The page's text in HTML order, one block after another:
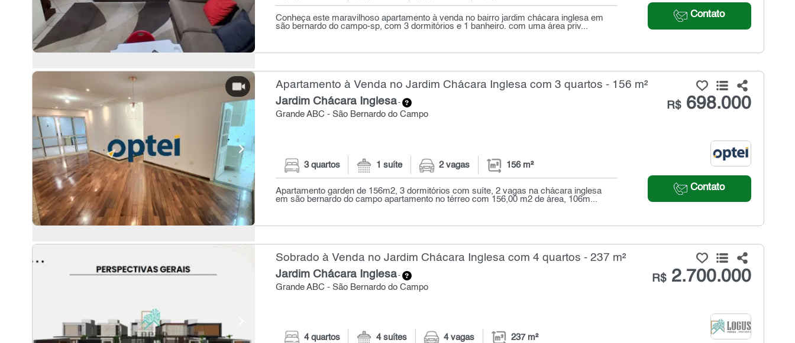
Contato
Conheça este maravilhoso apartamento à venda no bairro jardim chácara inglesa em
são bernardo do campo-sp, com 3 dormitórios e 1 banheiro. com uma área priv...
Apartamento à Venda no Jardim Chácara Inglesa com 3 quartos - 156 m²
Jardim Chácara Inglesa-
Grande ABC - São Bernardo do Campo
R$698.000
Contato
3 quartos 1 suíte 2 vagas 156 m²
Apartamento garden de 156m2, 3 dormitórios com suíte, 2 vagas na chácara inglesa
em são bernardo do campo apartamento no térreo com 156,00 m2 de área, 106m...
Sobrado à Venda no Jardim Chácara Inglesa com 4 quartos - 237 m²
Jardim Chácara Inglesa-
Grande ABC - São Bernardo do Campo
R$2.700.000
4 quartos 4 suítes 4 vagas 237 m²